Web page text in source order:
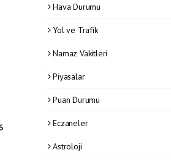
Hava Durumu
Yol ve Trafik
Namaz Vakitleri
Piyasalar
Puan Durumu
Eczaneler
Astroloji